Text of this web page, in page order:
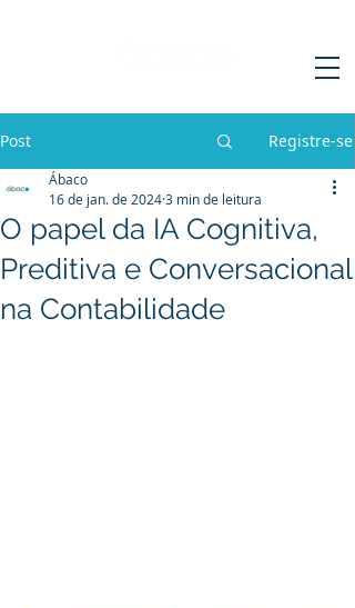
Post Registre-se
O papel da IA Cognitiva,
Preditiva e Conversacional
na Contabilidade
Ábaco
16 de jan. de 20243 min de leitura